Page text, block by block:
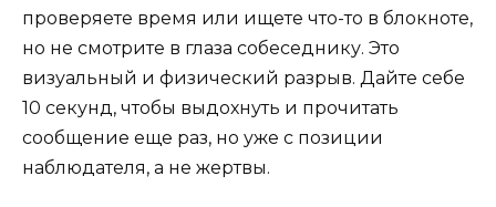
проверяете время или ищете что-то в блокноте,
но не смотрите в глаза собеседнику. Это
визуальный и физический разрыв. Дайте себе
10 секунд, чтобы выдохнуть и прочитать
сообщение еще раз, но уже с позиции
наблюдателя, а не жертвы.